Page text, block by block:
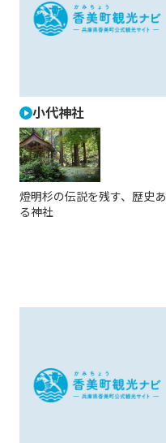
小代神社
燈明杉の伝説を残す、歴史あ
る神社